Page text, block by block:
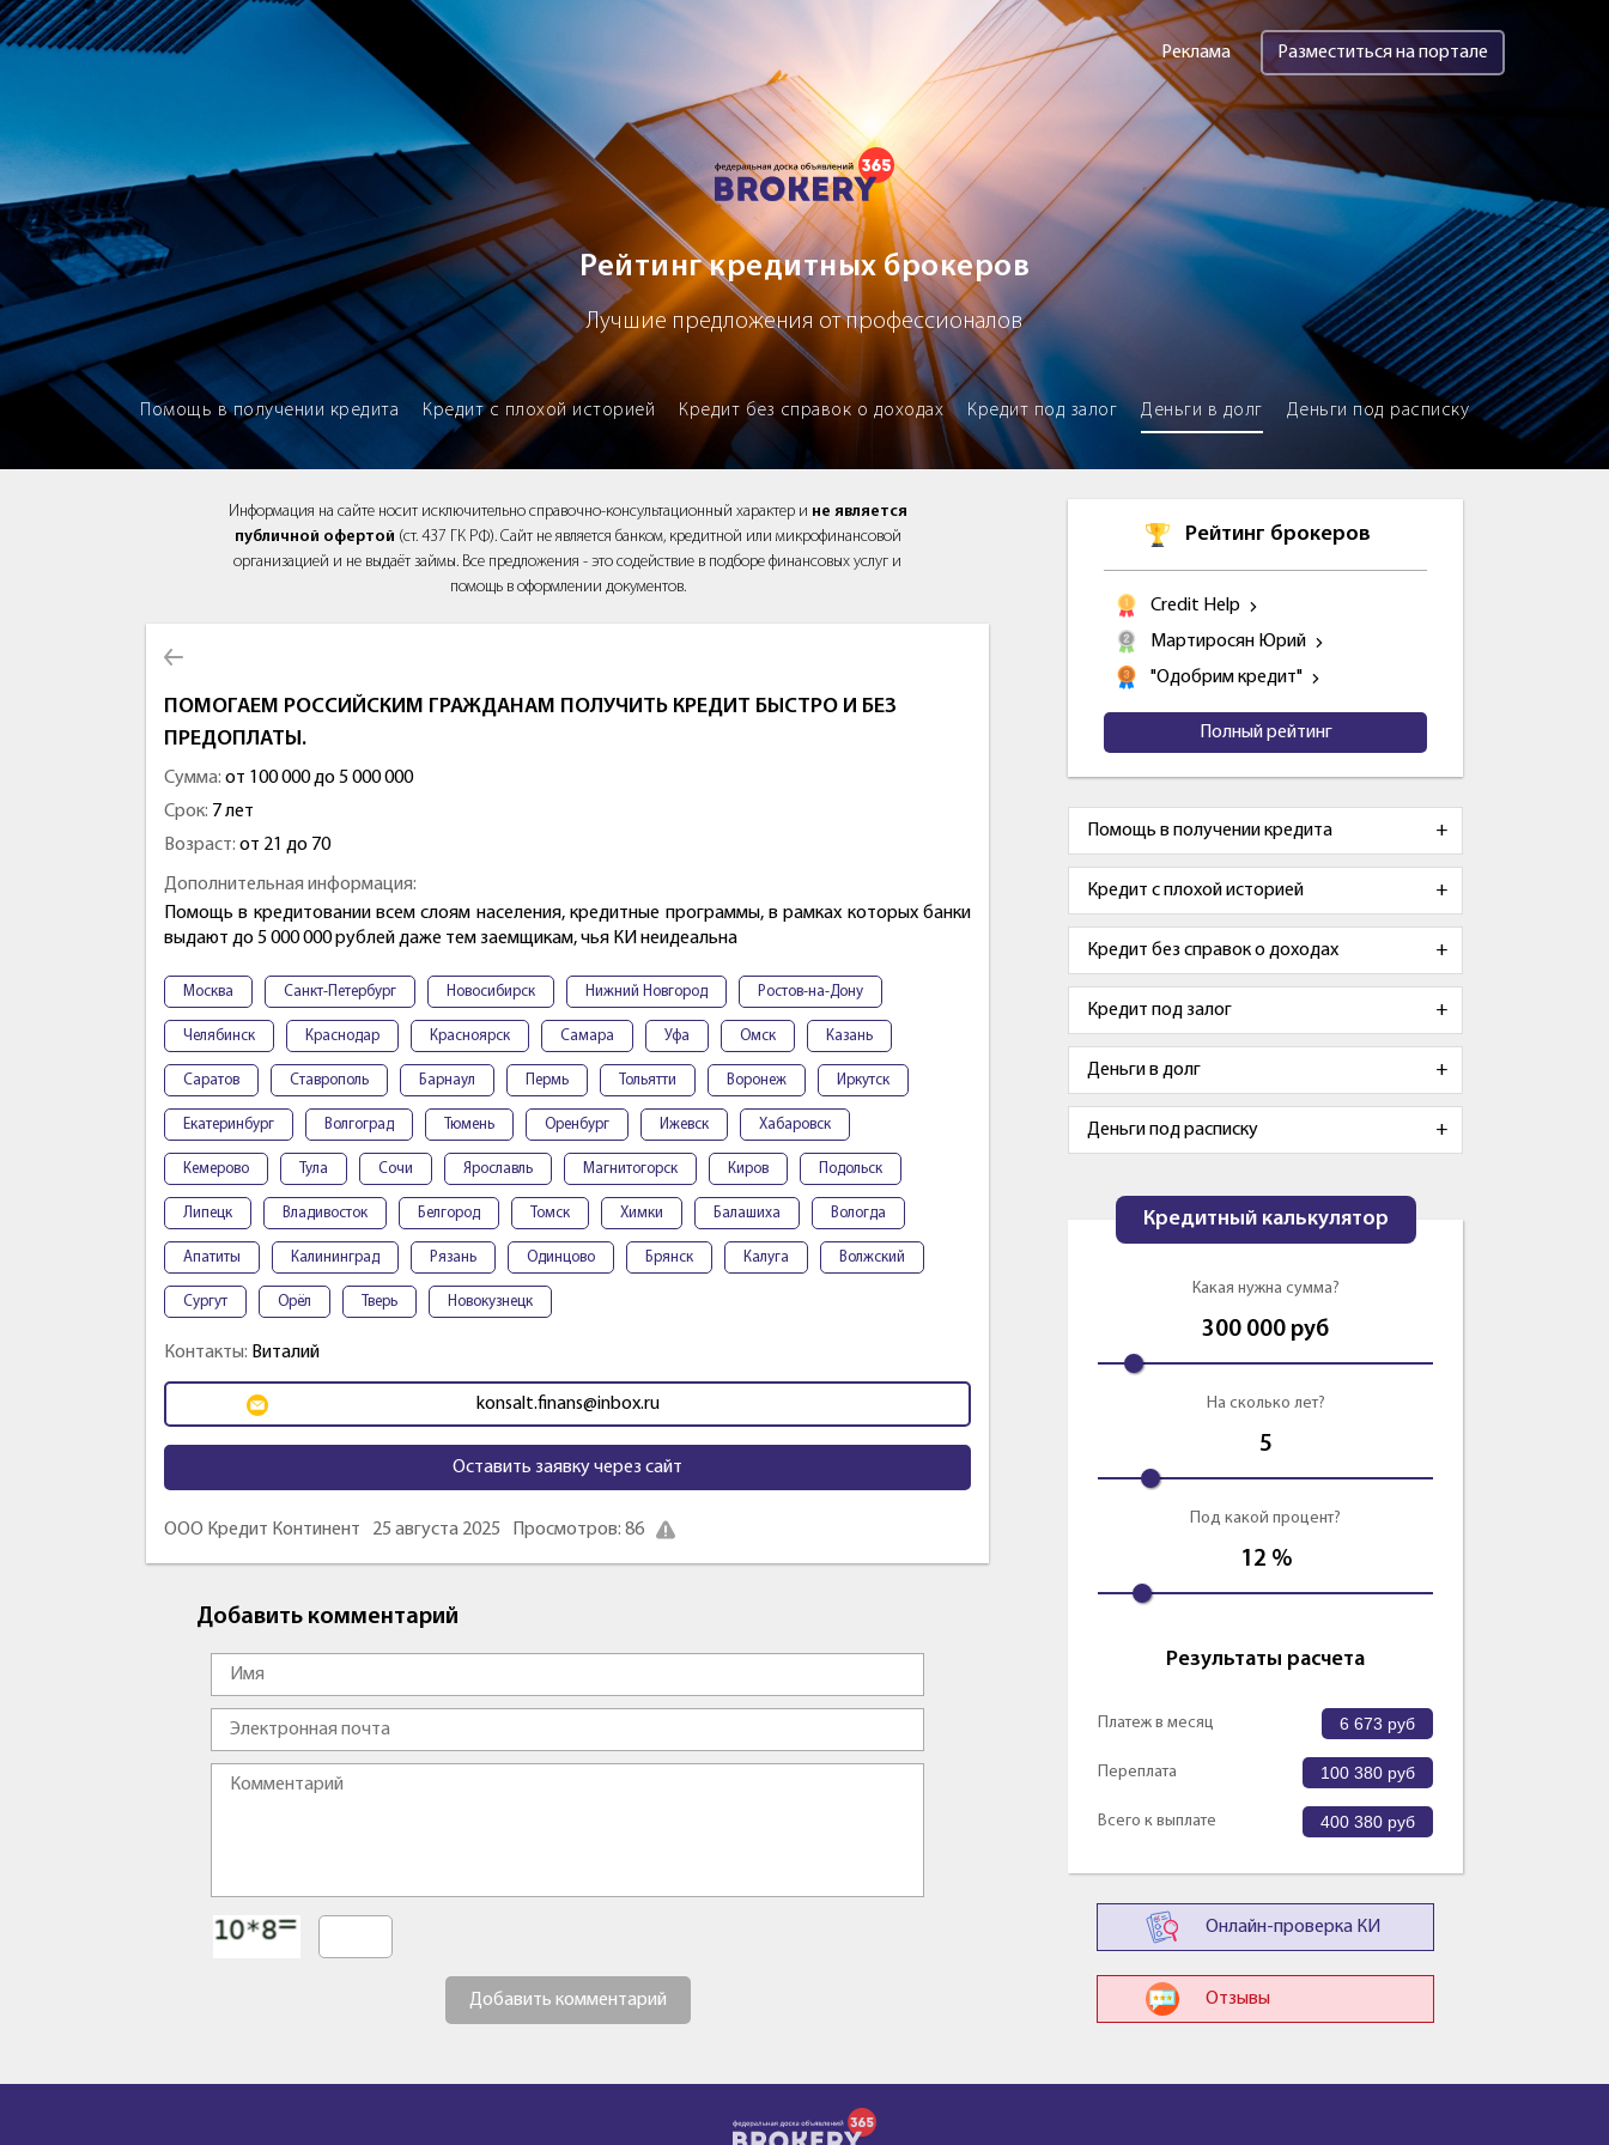
Brokery365 - Рейтинг кредитных брокеров
Реклама Разместиться на портале
Рейтинг кредитных брокеров
Лучшие предложения от профессионалов
Помощь в получении кредита Кредит с плохой историей Кредит без справок о доходах Кредит под залог Деньги в долг Деньги под расписку
Информация на сайте носит исключительно справочно-консультационный характер и не является
публичной офертой (ст. 437 ГК РФ). Сайт не является банком, кредитной или микрофинансовой
организацией и не выдаёт займы. Все предложения - это содействие в подборе финансовых услуг и
помощь в оформлении документов.
ПОМОГАЕМ РОССИЙСКИМ ГРАЖДАНАМ ПОЛУЧИТЬ КРЕДИТ БЫСТРО И БЕЗ
ПРЕДОПЛАТЫ.
Сумма: от 100 000 до 5 000 000
Срок: 7 лет
Возраст: от 21 до 70
Дополнительная информация:
Помощь в кредитовании всем слоям населения, кредитные программы, в рамках которых банки
выдают до 5 000 000 рублей даже тем заемщикам, чья КИ неидеальна
Москва Санкт-Петербург Новосибирск Нижний Новгород Ростов-на-Дону
Челябинск Краснодар Красноярск Самара Уфа Омск Казань
Саратов Ставрополь Барнаул Пермь Тольятти Воронеж Иркутск
Екатеринбург Волгоград Тюмень Оренбург Ижевск Хабаровск
Кемерово Тула Сочи Ярославль Магнитогорск Киров Подольск
Липецк Владивосток Белгород Томск Химки Балашиха Вологда
Апатиты Калининград Рязань Одинцово Брянск Калуга Волжский
Сургут Орёл Тверь Новокузнецк
Контакты: Виталий
konsalt.finans@inbox.ru
Оставить заявку через сайт
ООО Кредит Континент 25 августа 2025 Просмотров: 86
Добавить комментарий
Добавить комментарий
Рейтинг брокеров
Credit Help
Мартиросян Юрий
"Одобрим кредит"
Полный рейтинг
Помощь в получении кредита
Кредит с плохой историей
Кредит без справок о доходах
Кредит под залог
Деньги в долг
Деньги под расписку
Кредитный калькулятор
Какая нужна сумма?
300 000 руб
На сколько лет?
5
Под какой процент?
12 %
Результаты расчета
Платеж в месяц 6 673 руб
Переплата 100 380 руб
Всего к выплате 400 380 руб
Онлайн-проверка КИ
Отзывы